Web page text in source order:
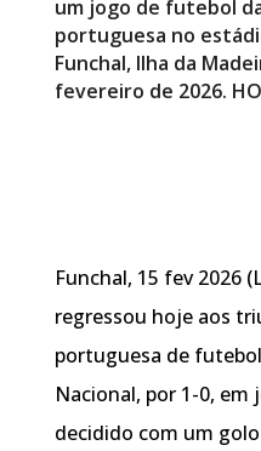
um jogo de futebol
portuguesa no
Funchal, Ilha da
fevereiro de 2026.
Funchal, 15 fev 2026
regressou hoje aos
portuguesa de
Nacional, por 1-0, em
decidido com um